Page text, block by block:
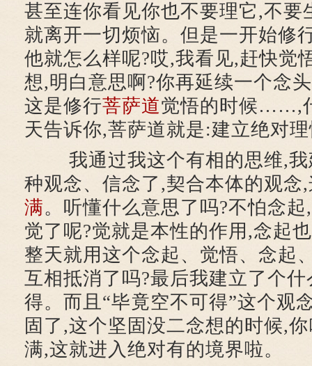
甚至连你看见你也不要理它,不要
就离开一切烦恼。但是一开始修
他就怎么样呢?哎,我看见,赶快觉
想,明白意思啊?你再延续一个念
这是修行菩萨道觉悟的时候……,
天告诉你,菩萨道就是:建立绝对
我通过我这个有相的思维,我
种观念、信念了,契合本体的观念
满。听懂什么意思了吗?不怕念
觉了呢?觉就是本性的作用,念起
整天就用这个念起、觉悟、念起
互相抵消了吗?最后我建立了个
得。而且“毕竟空不可得”这个观
固了,这个坚固没二念想的时候,
满,这就进入绝对有的境界啦。